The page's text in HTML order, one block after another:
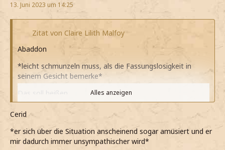
13. Juni 2023 um 14:25
Zitat von Claire Lilith Malfoy
Abaddon
*leicht schmunzeln muss, als die Fassungslosigkeit in
seinem Gesicht bemerke*
*langsam beginne und meinen Blick ihm dann zuwende*
…dass ich Laura geküsst habe.
*meinen Satz vervollständige*
Alles anzeigen
Cerid
*er sich über die Situation anscheinend sogar amüsiert und er
mir dadurch immer unsympathischer wird*